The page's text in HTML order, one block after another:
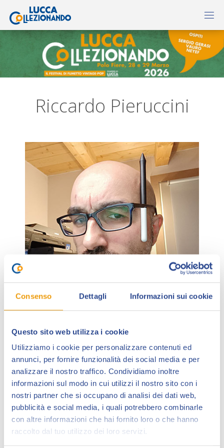
Consenso Dettagli Informazioni sui cookie
Questo sito web utilizza i cookie
Utilizziamo i cookie per personalizzare contenuti ed
annunci, per fornire funzionalità dei social media e per
analizzare il nostro traffico. Condividiamo inoltre
informazioni sul modo in cui utilizzi il nostro sito con i
nostri partner che si occupano di analisi dei dati web,
pubblicità e social media, i quali potrebbero combinarle
con altre informazioni che hai fornito loro o che hanno
raccolto dal tuo utilizzo dei loro servizi.
Riccardo Pieruccini
Riccardo Pieruccini, classe 1979, conosciuto con lo
pseudonimoRugginesui social, inizia la sua attività
con la vittoria nel 2001 nel prestigioso concorso
Pierlambicchi di Prato per fumettisti esordienti.In
seguito vincerà altri concorsi (Lanciano 2004) e otterrà
numerosi piazzamenti.
La sua carriera comprende l’attività di fumettista (Star
Comics, Shockdom, Mondadori, Marvel